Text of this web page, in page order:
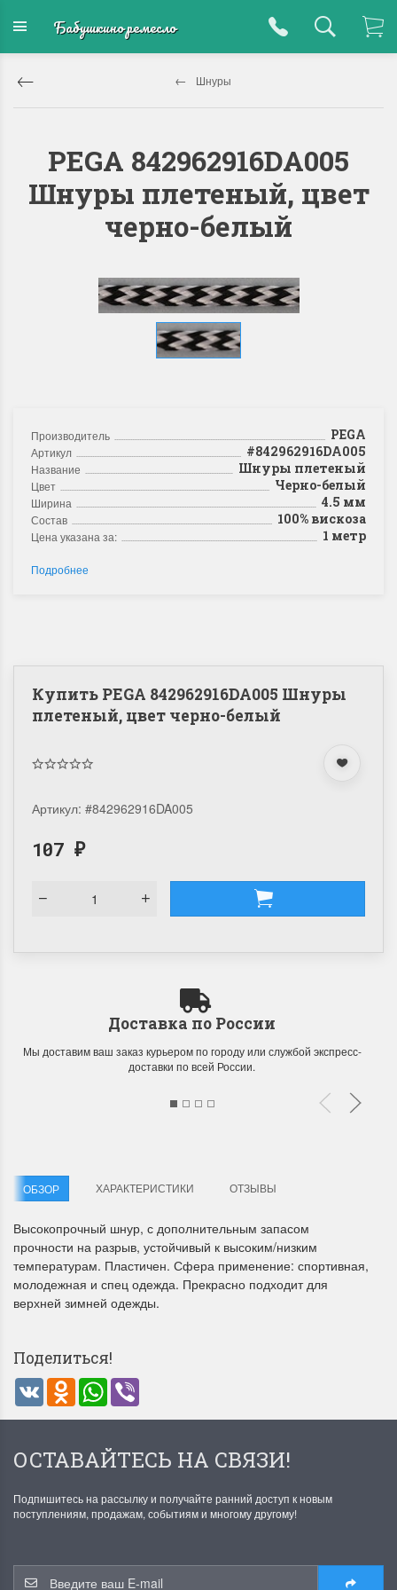
Бабушкино ремесло
Шнуры
PEGA 842962916DA005
Шнуры плетеный, цвет
черно-белый
Производитель PEGA
Артикул #842962916DA005
Название Шнуры плетеный
Цвет Черно-белый
Ширина 4.5 мм
Состав 100% вискоза
Цена указана за: 1 метр
Подробнее
Купить PEGA 842962916DA005 Шнуры
плетеный, цвет черно-белый
Артикул: #842962916DA005
107 ₽
Доставка по России
Мы доставим ваш заказ курьером по городу или службой экспресс-
доставки по всей России.
ОБЗОР ХАРАКТЕРИСТИКИ ОТЗЫВЫ
Высокопрочный шнур, с дополнительным запасом
прочности на разрыв, устойчивый к высоким/низким
температурам. Пластичен. Сфера применение: спортивная,
молодежная и спец одежда. Прекрасно подходит для
верхней зимней одежды.
Поделиться!
VK Odnoklassniki
WhatsApp
ОСТАВАЙТЕСЬ НА СВЯЗИ!
Подпишитесь на рассылку и получайте ранний доступ к новым
поступлениям, продажам, событиям и многому другому!